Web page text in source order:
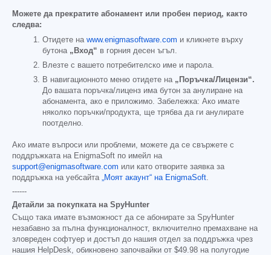
Можете да прекратите абонамент или пробен период, както
следва:
Отидете на www.enigmasoftware.com и кликнете върху
бутона „Вход“ в горния десен ъгъл.
Влезте с вашето потребителско име и парола.
В навигационното меню отидете на „Поръчка/Лицензи“.
До вашата поръчка/лиценз има бутон за анулиране на
абонамента, ако е приложимо. Забележка: Ако имате
няколко поръчки/продукта, ще трябва да ги анулирате
поотделно.
Ако имате въпроси или проблеми, можете да се свържете с
поддръжката на EnigmaSoft по имейл на
support@enigmasoftware.com или като отворите заявка за
поддръжка на уебсайта „Моят акаунт“ на EnigmaSoft.
------
Детайли за покупката на SpyHunter
Също така имате възможност да се абонирате за SpyHunter
незабавно за пълна функционалност, включително премахване на
зловреден софтуер и достъп до нашия отдел за поддръжка чрез
нашия HelpDesk, обикновено започвайки от $49.98 на полугодие